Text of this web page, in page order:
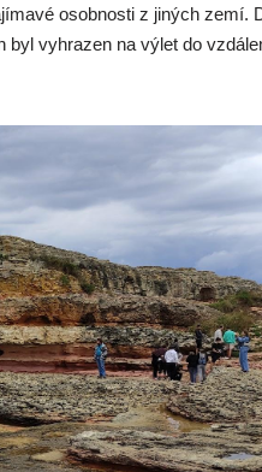
osobnosti z jiných zemí.
vyhrazen na výlet do